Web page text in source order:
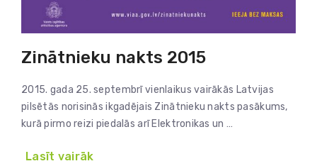
Zinātnieku nakts 2015
2015. gada 25. septembrī vienlaikus vairākās Latvijas
pilsētās norisinās ikgadējais Zinātnieku nakts pasākums,
kurā pirmo reizi piedalās arī Elektronikas un …
Lasīt vairāk